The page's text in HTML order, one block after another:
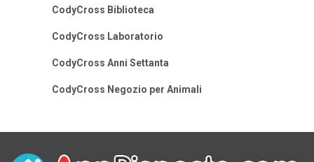
CodyCross Biblioteca
CodyCross Laboratorio
CodyCross Anni Settanta
CodyCross Negozio per Animali